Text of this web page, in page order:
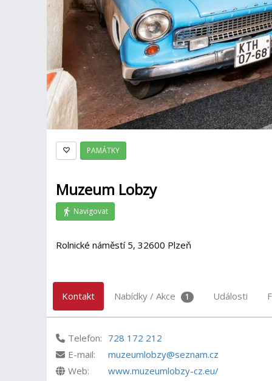
PAMÁTKY
Muzeum Lobzy
Navigovat
Rolnické náměstí 5, 32600 Plzeň
Kontakt Nabídky / Akce 1 Události
Telefon: 728 172 212
E-mail:
muzeumlobzy@seznam.cz
Web:
www.muzeumlobzy-cz.eu/